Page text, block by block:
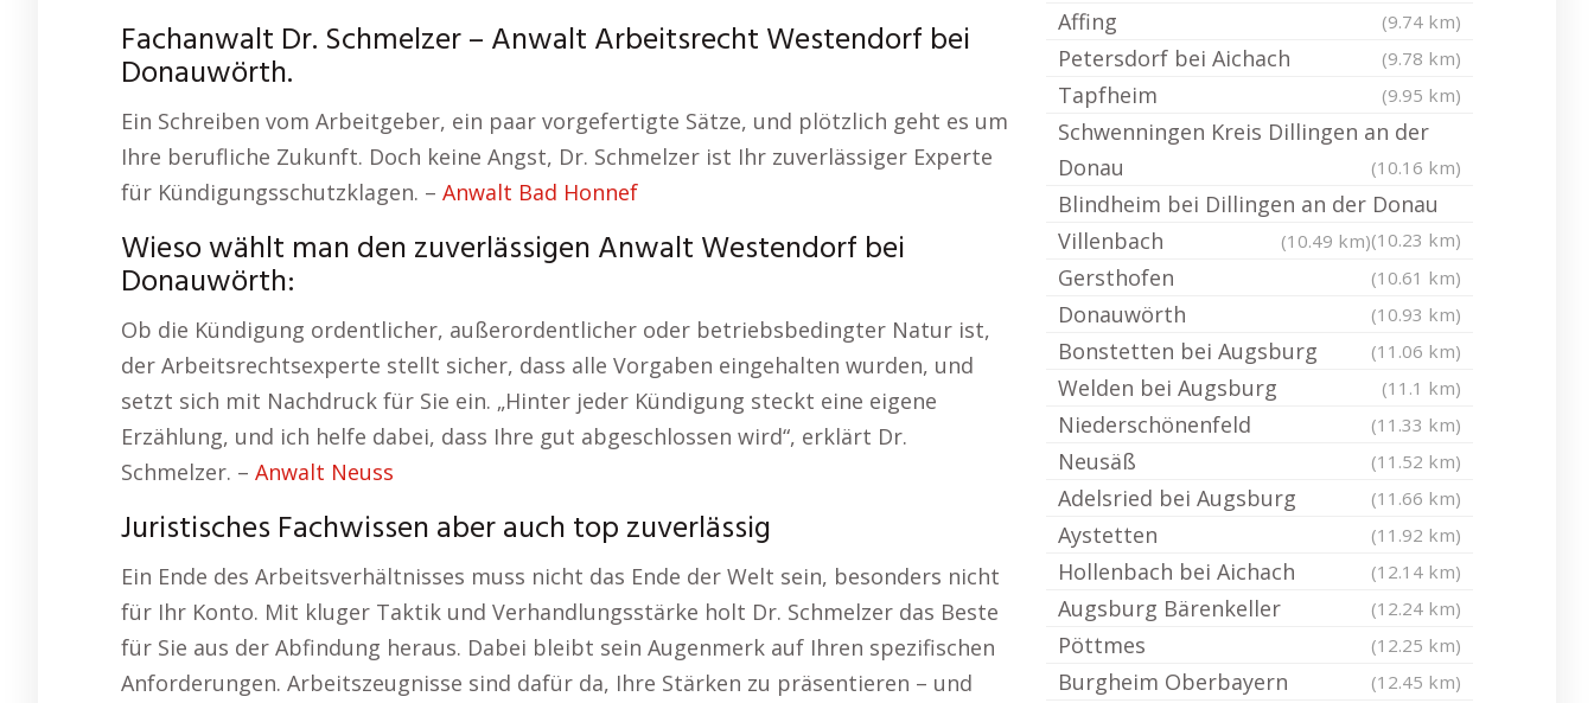
Fachanwalt Dr. Schmelzer – Anwalt Arbeitsrecht Westendorf bei
Donauwörth.
Ein Schreiben vom Arbeitgeber, ein paar vorgefertigte Sätze, und plötzlich geht es um
Ihre berufliche Zukunft. Doch keine Angst, Dr. Schmelzer ist Ihr zuverlässiger Experte
für Kündigungsschutzklagen. – Anwalt Bad Honnef
Wieso wählt man den zuverlässigen Anwalt Westendorf bei
Donauwörth:
Ob die Kündigung ordentlicher, außerordentlicher oder betriebsbedingter Natur ist,
der Arbeitsrechtsexperte stellt sicher, dass alle Vorgaben eingehalten wurden, und
setzt sich mit Nachdruck für Sie ein. „Hinter jeder Kündigung steckt eine eigene
Erzählung, und ich helfe dabei, dass Ihre gut abgeschlossen wird“, erklärt Dr.
Schmelzer. – Anwalt Neuss
Juristisches Fachwissen aber auch top zuverlässig
Ein Ende des Arbeitsverhältnisses muss nicht das Ende der Welt sein, besonders nicht
für Ihr Konto. Mit kluger Taktik und Verhandlungsstärke holt Dr. Schmelzer das Beste
für Sie aus der Abfindung heraus. Dabei bleibt sein Augenmerk auf Ihren spezifischen
Anforderungen. Arbeitszeugnisse sind dafür da, Ihre Stärken zu präsentieren – und
Affing (9.74 km)
Petersdorf bei Aichach (9.78 km)
Tapfheim (9.95 km)
Schwenningen Kreis Dillingen an der
Donau
(10.16 km)
Blindheim bei Dillingen an der Donau
(10.23 km)
Villenbach (10.49 km)
Gersthofen (10.61 km)
Donauwörth (10.93 km)
Bonstetten bei Augsburg (11.06 km)
Welden bei Augsburg (11.1 km)
Niederschönenfeld (11.33 km)
Neusäß (11.52 km)
Adelsried bei Augsburg (11.66 km)
Aystetten (11.92 km)
Hollenbach bei Aichach (12.14 km)
Augsburg Bärenkeller (12.24 km)
Pöttmes (12.25 km)
Burgheim Oberbayern (12.45 km)